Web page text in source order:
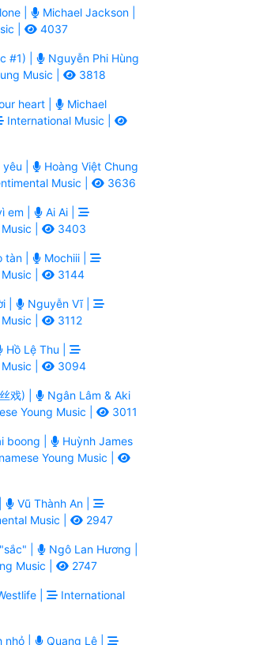
|
Michael Jackson |
|
4037
#1) |
Nguyễn Phi Hùng
Music | 3818
heart |
Michael
International Music |
|
Hoàng Việt Chung
Music | 3636
em |
Ai Ai |
|
3403
tàn |
Mochiii |
|
3144
|
Nguyễn Vĩ |
|
3112
Hồ Lệ Thu |
|
3094
戏) |
Ngân Lâm & Aki
Young Music | 3011
boong |
Huỳnh James
Young Music |
Vũ Thành An |
Music |
2947
|
Ngô Lan Hương |
Music |
2747
|
International
nhỏ | Quang Lê |